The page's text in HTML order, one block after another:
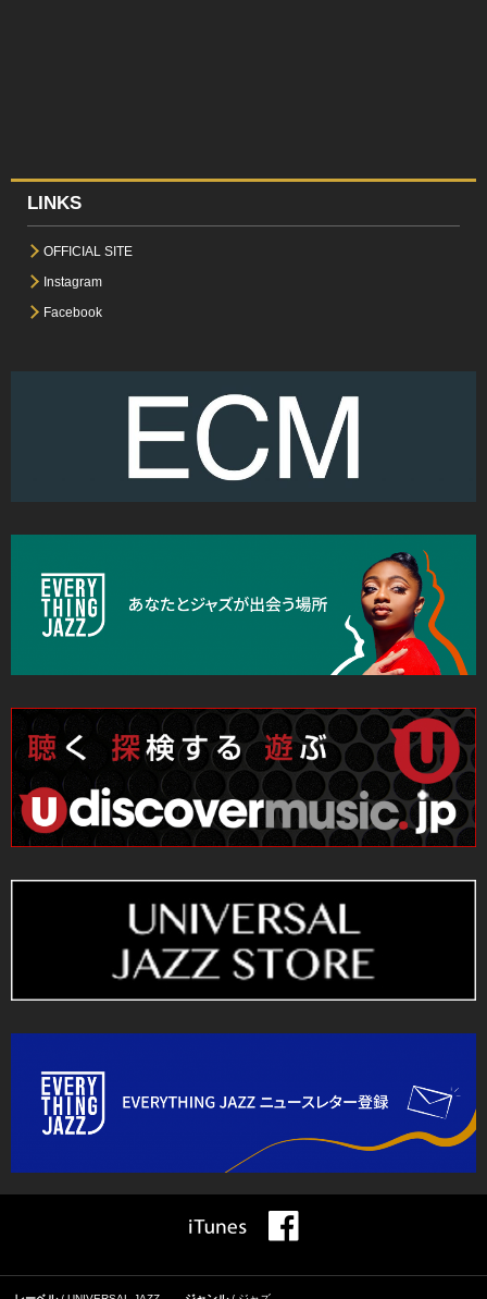
LINKS
OFFICIAL SITE
Instagram
Facebook